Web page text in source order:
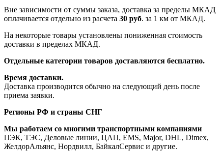
Вне зависимости от суммы заказа, доставка за пределы МКАД
оплачивается отдельно из расчета 30 руб. за 1 км от МКАД.
На некоторые товары установлены пониженная стоимость
доставки в пределах МКАД.
Отдельные категории товаров доставляются бесплатно.
Время доставки.
Доставка производится обычно на следующий день после
приема заявки.
Регионы РФ и страны СНГ
Мы работаем со многими транспортными компаниями
ПЭК, ТЭС, Деловые линии, ЦАП, EMS, Major, DHL, Dimex,
ЖелдорАльянс, Нордвилл, БайкалСервис и другие.